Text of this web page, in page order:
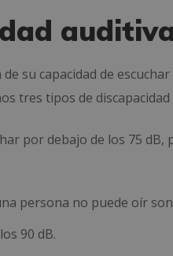
su capacidad de
tres tipos de discapacidad
por debajo de los 75 dB,
persona no puede oír
90 dB.